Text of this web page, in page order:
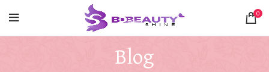
0
Blog